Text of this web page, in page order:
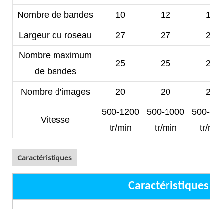
Nombre de bandes 10 12 14
Largeur du roseau 27 27 25
Nombre maximum
de bandes
25 25 23
Nombre d'images 20 20 20
Vitesse
500-1200
tr/min
500-1000
tr/min
500-
tr/min
Caractéristiques
Caractéristiques